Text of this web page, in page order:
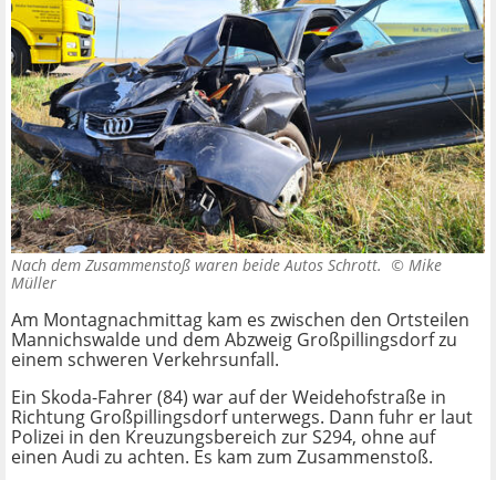
Nach dem Zusammenstoß waren beide Autos Schrott. © Mike
Müller
Am Montagnachmittag kam es zwischen den Ortsteilen
Mannichswalde und dem Abzweig Großpillingsdorf zu
einem schweren Verkehrsunfall.
Ein Skoda-Fahrer (84) war auf der Weidehofstraße in
Richtung Großpillingsdorf unterwegs. Dann fuhr er laut
Polizei in den Kreuzungsbereich zur S294, ohne auf
einen Audi zu achten. Es kam zum Zusammenstoß.